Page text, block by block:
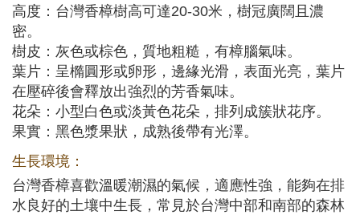
高度：台灣香樟樹高可達20-30米，樹冠廣闊且濃
密。
樹皮：灰色或棕色，質地粗糙，有樟腦氣味。
葉片：呈橢圓形或卵形，邊緣光滑，表面光亮，葉片
在壓碎後會釋放出強烈的芳香氣味。
花朵：小型白色或淡黃色花朵，排列成簇狀花序。
果實：黑色漿果狀，成熟後帶有光澤。
生長環境：
台灣香樟喜歡溫暖潮濕的氣候，適應性強，能夠在排
水良好的土壤中生長，常見於台灣中部和南部的森林